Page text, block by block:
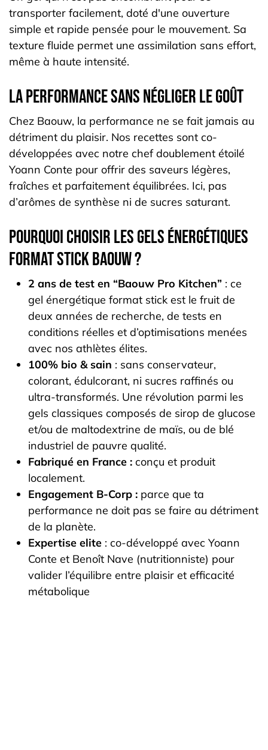
transporter facilement, doté d'une ouverture
simple et rapide pensée pour le mouvement. Sa
texture fluide permet une assimilation sans effort,
même à haute intensité.
La performance sans négliger le goût
Chez Baouw, la performance ne se fait jamais au
détriment du plaisir. Nos recettes sont co-
développées avec notre chef doublement étoilé
Yoann Conte pour offrir des saveurs légères,
fraîches et parfaitement équilibrées. Ici, pas
d’arômes de synthèse ni de sucres saturant.
Pourquoi choisir les gels énergétiques
format stick Baouw ?
2 ans de test en “Baouw Pro Kitchen” : ce
gel énergétique format stick est le fruit de
deux années de recherche, de tests en
conditions réelles et d’optimisations menées
avec nos athlètes élites.
100% bio & sain : sans conservateur,
colorant, édulcorant, ni sucres raffinés ou
ultra-transformés. Une révolution parmi les
gels classiques composés de sirop de glucose
et/ou de maltodextrine de maïs, ou de blé
industriel de pauvre qualité.
Fabriqué en France : conçu et produit
localement.
Engagement B-Corp : parce que ta
performance ne doit pas se faire au détriment
de la planète.
Expertise elite : co-développé avec Yoann
Conte et Benoît Nave (nutritionniste) pour
valider l’équilibre entre plaisir et efficacité
métabolique